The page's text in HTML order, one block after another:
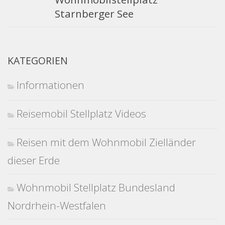
Starnberger See
KATEGORIEN
Informationen
Reisemobil Stellplatz Videos
Reisen mit dem Wohnmobil Zielländer
dieser Erde
Wohnmobil Stellplatz Bundesland
Nordrhein-Westfalen